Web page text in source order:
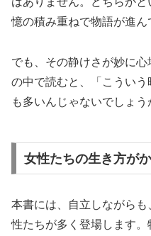
憶の積み重ねで物語が進ん
でも、その静けさが妙に
の中で読むと、「こうい
も多いんじゃないでしょう
女性たちの生き方が
本書には、自立しながら
性たちが多く登場します